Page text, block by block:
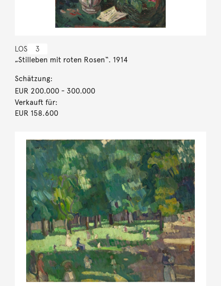
LOS 3
„Stilleben mit roten Rosen“. 1914
Schätzung:
EUR 200.000- 300.000
Verkauft für:
EUR 158.600